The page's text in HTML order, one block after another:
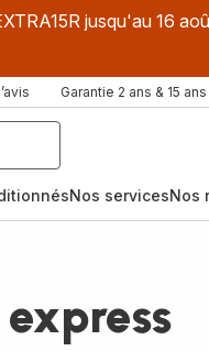
jusqu'au 16
Garantie 2 ans & 15
Nos servicesNos